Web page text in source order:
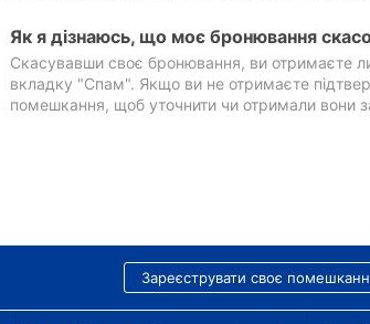
Як я дізнаюсь, що моє бронювання
Скасувавши своє бронювання, ви отримаєте
вкладку "Спам". Якщо ви не отримаєте
помешкання, щоб уточнити чи отримали вони
Зареєструвати своє